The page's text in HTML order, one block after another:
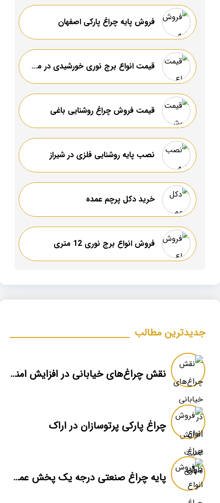
فروش پایه چراغ پارکی اصفهان
قیمت انواع برج نوری خورشیدی در مشهد
قیمت فروش چراغ روشنایی باغی
نصب پایه روشنایی فلزی در شیراز
خرید دکل پرچم عمده
فروش انواع برج نوری 12 متری
جدیدترین مطالب
نقش چراغ‌های خیابانی در افزایش امنیت شهری
چراغ پارکی پرتوسازان در اراک
پایه چراغ صنعتی درجه یک پخش عمده